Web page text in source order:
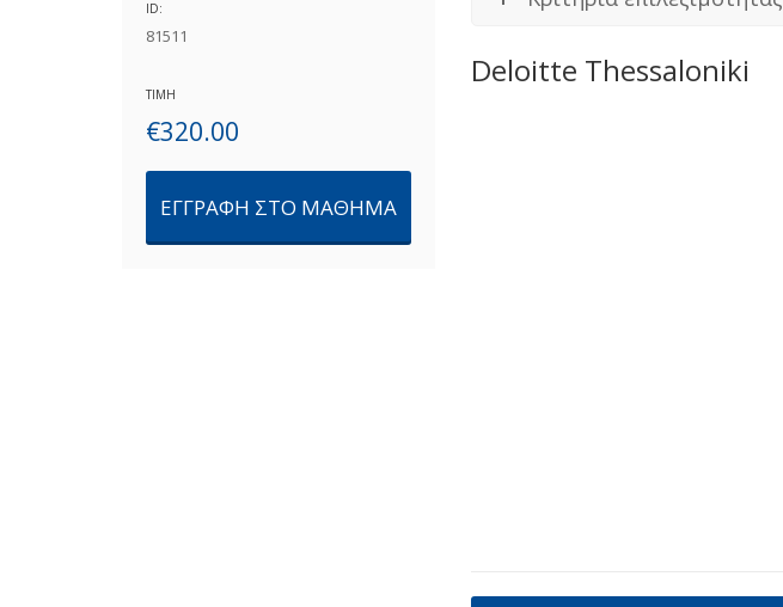
ID:
81511
ΤΙΜΗ
€320.00
ΕΓΓΡΑΦΗ ΣΤΟ ΜΑΘΗΜΑ
Deloitte Thessaloniki